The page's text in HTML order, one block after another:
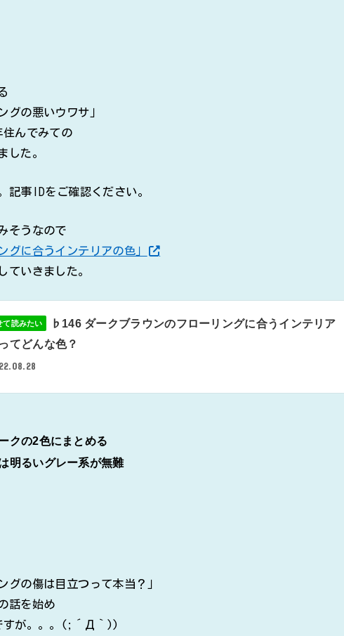
グの悪いウワサ」
住んでみての
した。
記事IDをご確認ください。
そうなので
グに合うインテリアの色」
ていきました。
て読みたい
♭146 ダークブラウンのフローリングに合うインテリア
てどんな色？
クの2色にまとめる
明るいグレー系が無難
グの傷は目立つって本当？」
話を始め
すが。。。(;´Д｀))